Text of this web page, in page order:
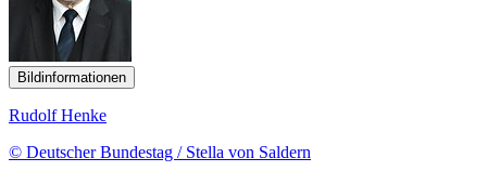
Bildinformationen
Rudolf Henke
© Deutscher Bundestag / Stella von Saldern